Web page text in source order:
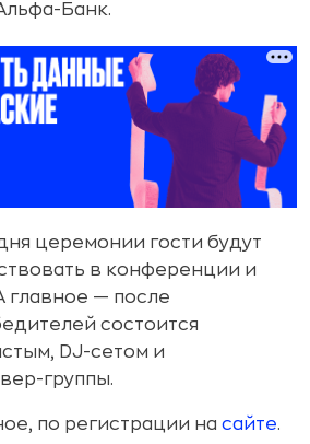
Банк.
церемонии гости будут
в конференции и
главное — после
состоится
DJ-сетом и
группы.
по регистрации на сайте.